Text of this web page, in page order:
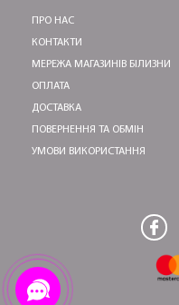
ПРО НАС
КОНТАКТИ
МЕРЕЖА МАГАЗИНІВ БІЛИЗНИ
ОПЛАТА
ДОСТАВКА
ПОВЕРНЕННЯ ТА ОБМІН
УМОВИ ВИКОРИСТАННЯ